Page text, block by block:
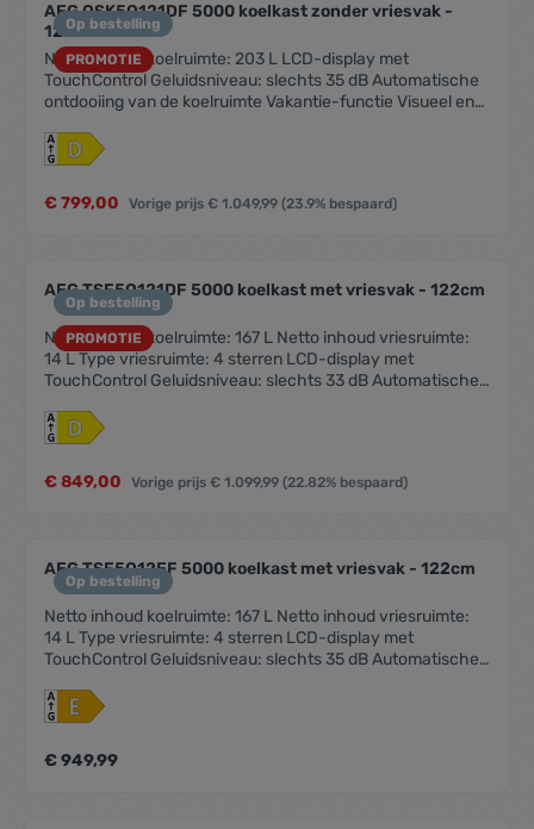
Op bestelling
PROMOTIE
AEG OSK5O121DF 5000 koelkast zonder vriesvak -
122cm
Netto inhoud koelruimte: 203 L LCD-display met
TouchControl Geluidsniveau: slechts 35 dB Automatische
ontdooiing van de koelruimte Vakantie-functie Visueel en
Coolmatic-functie voor het snel koelen van vers voedsel
Deurscharnieren: rechts & omkeerbaar Deur op deur
1 1225 mm inbouwhoogte Eierrekje: 1 rekje voor 6 eieren
€ 799,00 Vorige prijs € 1.049,99 (23.9% bespaard)
Op bestelling
PROMOTIE
AEG TSF5O121DF 5000 koelkast met vriesvak - 122cm
Netto inhoud koelruimte: 167 L Netto inhoud vriesruimte:
14 L Type vriesruimte: 4 sterren LCD-display met
TouchControl Geluidsniveau: slechts 33 dB Automatische
bij open deur LED interieurverlichting Coolmatic-functie
voor het snel koelen van vers voedsel Deurscharnieren:
koelruimte: 2 + 1 Flexi, Metallic Grey Plastic Laden
de handelaars die dit betaalmiddelaanvaarden.
€ 849,00 Vorige prijs € 1.099,99 (22.82% bespaard)
Op bestelling
AEG TSF5O12EF 5000 koelkast met vriesvak - 122cm
Netto inhoud koelruimte: 167 L Netto inhoud vriesruimte:
14 L Type vriesruimte: 4 sterren LCD-display met
TouchControl Geluidsniveau: slechts 35 dB Automatische
bij open deur LED interieurverlichting Coolmatic-functie
voor het snel koelen van vers voedsel Deurscharnieren:
koelruimte: 3 Laden koelruimte: 1 Frostmatic-functie voor
€ 949,99